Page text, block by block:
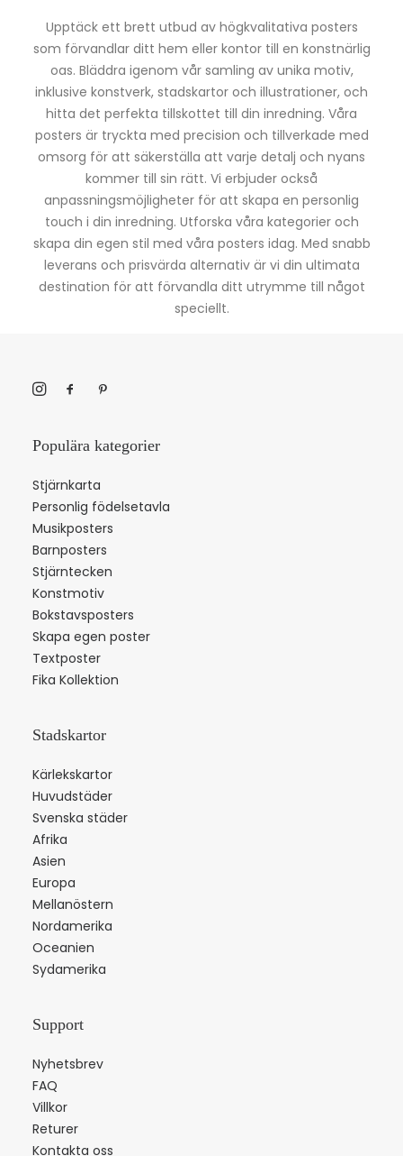
Upptäck ett brett utbud av högkvalitativa posters
som förvandlar ditt hem eller kontor till en konstnärlig
oas. Bläddra igenom vår samling av unika motiv,
inklusive konstverk, stadskartor och illustrationer, och
hitta det perfekta tillskottet till din inredning. Våra
posters är tryckta med precision och tillverkade med
omsorg för att säkerställa att varje detalj och nyans
kommer till sin rätt. Vi erbjuder också
anpassningsmöjligheter för att skapa en personlig
touch i din inredning. Utforska våra kategorier och
skapa din egen stil med våra posters idag. Med snabb
leverans och prisvärda alternativ är vi din ultimata
destination för att förvandla ditt utrymme till något
speciellt.
Populära kategorier
Stjärnkarta
Personlig födelsetavla
Musikposters
Barnposters
Stjärntecken
Konstmotiv
Bokstavsposters
Skapa egen poster
Textposter
Fika Kollektion
Stadskartor
Kärlekskartor
Huvudstäder
Svenska städer
Afrika
Asien
Europa
Mellanöstern
Nordamerika
Oceanien
Sydamerika
Support
Nyhetsbrev
FAQ
Villkor
Returer
Kontakta oss